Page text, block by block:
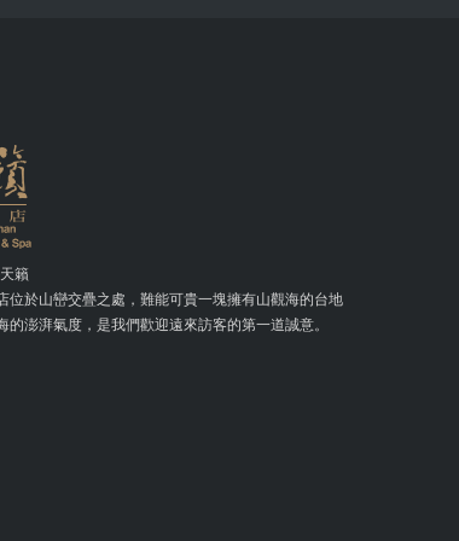
籟
位於山巒交疊之處，難能可貴一塊擁有山觀海的台地
的澎湃氣度，是我們歡迎遠來訪客的第一道誠意。